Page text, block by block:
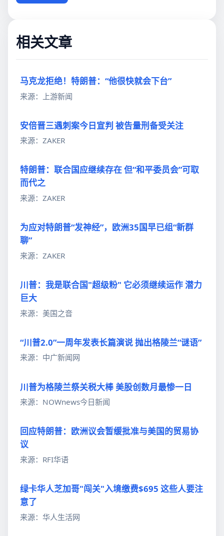
相关文章
马克龙拒绝！特朗普：“他很快就会下台”
来源：上游新闻
安倍晋三遇刺案今日宣判 被告量刑备受关注
来源：ZAKER
特朗普：联合国应继续存在 但“和平委员会”可取
而代之
来源：ZAKER
为应对特朗普“发神经”，欧洲35国早已组“新群
聊”
来源：ZAKER
川普：我是联合国"超级粉" 它必须继续运作 潜力
巨大
来源：美国之音
“川普2.0”一周年发表长篇演说 抛出格陵兰“谜语”
来源：中广新闻网
川普为格陵兰祭关税大棒 美股创数月最惨一日
来源：NOWnews今日新闻
回应特朗普：欧洲议会暂缓批准与美国的贸易协
议
来源：RFI华语
绿卡华人芝加哥"闯关"入境缴费$695 这些人要注
意了
来源：华人生活网